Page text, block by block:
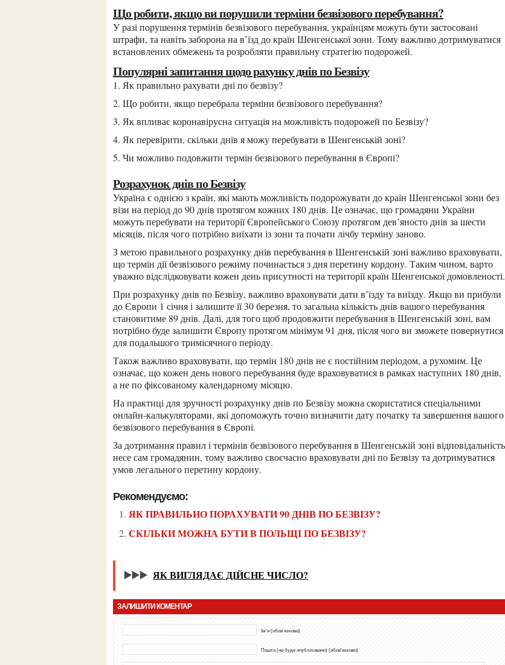
Що робити, якщо ви порушили терміни безвізового перебування?
У разі порушення термінів безвізового перебування, українцям можуть бути застосовані
штрафи, та навіть заборона на в’їзд до країн Шенгенської зони. Тому важливо дотримуватися
встановлених обмежень та розробляти правильну стратегію подорожей.
Популярні запитання щодо рахунку днів по Безвізу
1. Як правильно рахувати дні по безвізу?
2. Що робити, якщо перебрала терміни безвізового перебування?
3. Як впливає коронавірусна ситуація на можливість подорожей по Безвізу?
4. Як перевірити, скільки днів я можу перебувати в Шенгенській зоні?
5. Чи можливо подовжити термін безвізового перебування в Європі?
Розрахунок днів по Безвізу
Україна є однією з країн, які мають можливість подорожувати до країн Шенгенської зони без
візи на період до 90 днів протягом кожних 180 днів. Це означає, що громадяни України
можуть перебувати на території Європейського Союзу протягом дев’яносто днів за шести
місяців, після чого потрібно виїхати із зони та почати лічбу терміну заново.
З метою правильного розрахунку днів перебування в Шенгенській зоні важливо враховувати,
що термін дії безвізового режиму починається з дня перетину кордону. Таким чином, варто
уважно відслідковувати кожен день присутності на території країн Шенгенської домовленості.
При розрахунку днів по Безвізу, важливо враховувати дати в’їзду та виїзду. Якщо ви прибули
до Європи 1 січня і залишите її 30 березня, то загальна кількість днів вашого перебування
становитиме 89 днів. Далі, для того щоб продовжити перебування в Шенгенській зоні, вам
потрібно буде залишити Європу протягом мінімум 91 дня, після чого ви зможете повернутися
для подальшого тримісячного періоду.
Також важливо враховувати, що термін 180 днів не є постійним періодом, а рухомим. Це
означає, що кожен день нового перебування буде враховуватися в рамках наступних 180 днів,
а не по фіксованому календарному місяцю.
На практиці для зручності розрахунку днів по Безвізу можна скористатися спеціальними
онлайн-калькуляторами, які допоможуть точно визначити дату початку та завершення вашого
безвізового перебування в Європі.
За дотримання правил і термінів безвізового перебування в Шенгенській зоні відповідальність
несе сам громадянин, тому важливо своєчасно враховувати дні по Безвізу та дотримуватися
умов легального перетину кордону.
Рекомендуємо:
ЯК ПРАВИЛЬНО ПОРАХУВАТИ 90 ДНІВ ПО БЕЗВІЗУ?
СКІЛЬКИ МОЖНА БУТИ В ПОЛЬЩІ ПО БЕЗВІЗУ?
▶️▶️▶️ ЯК ВИГЛЯДАЄ ДІЙСНЕ ЧИСЛО?
ЗАЛИШИТИ КОМЕНТАР
Ім'я (обов'язково)
Пошта (не буде опубліковано) (обов'язково)